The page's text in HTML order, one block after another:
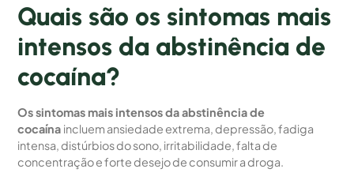
Quais são os sintomas mais
intensos da abstinência de
cocaína?
Os sintomas mais intensos da abstinência de
cocaína incluem ansiedade extrema, depressão, fadiga
intensa, distúrbios do sono, irritabilidade, falta de
concentração e forte desejo de consumir a droga.